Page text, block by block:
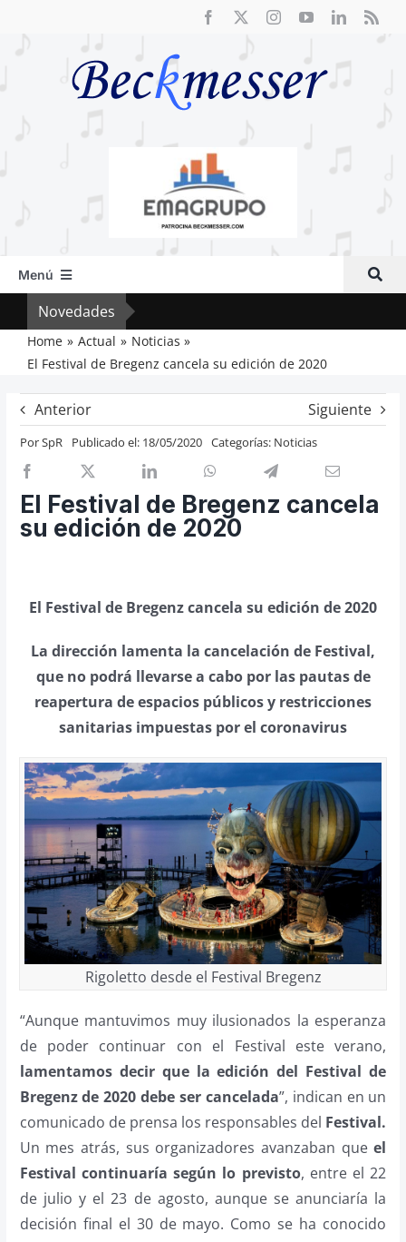
Menú
Inicio
Actual
Artículos
Crítica
Previos de ópera
Cosas de Beckmesser
Novedades
Home Actual
Noticias
El Festival de Bregenz cancela su edición de 2020
Anterior Siguiente
PorSpR Publicado el: 18/05/2020 Categorías: Noticias
El Festival de Bregenz cancela
su edición de 2020
El Festival de Bregenz cancela su edición de 2020
La dirección lamenta la cancelación de Festival,
que no podrá llevarse a cabo por las pautas de
reapertura de espacios públicos y restricciones
sanitarias impuestas por el coronavirus
Rigoletto desde el Festival Bregenz
“Aunque mantuvimos muy ilusionados la esperanza
de poder continuar con el Festival este verano,
lamentamos decir que la edición del Festival de
Bregenz de 2020 debe ser cancelada”, indican en un
comunicado de prensa los responsables del Festival.
Un mes atrás, sus organizadores avanzaban queel
Festival continuaría según lo previsto, entre el 22
de julio y el 23 de agosto, aunque se anunciaría la
decisión final el 30 de mayo. Como se ha conocido